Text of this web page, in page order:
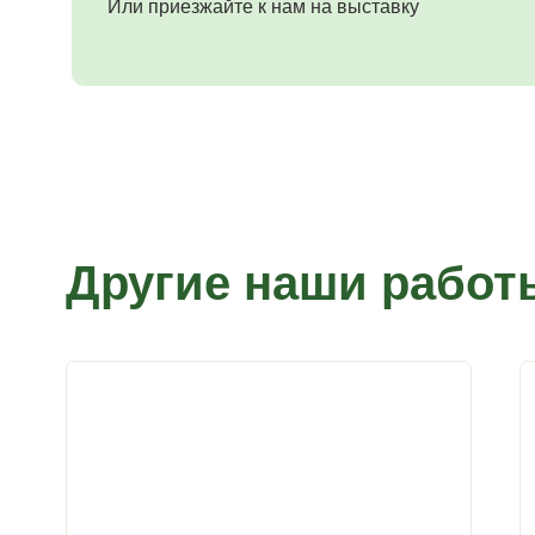
Или приезжайте к нам на выставку
Другие наши